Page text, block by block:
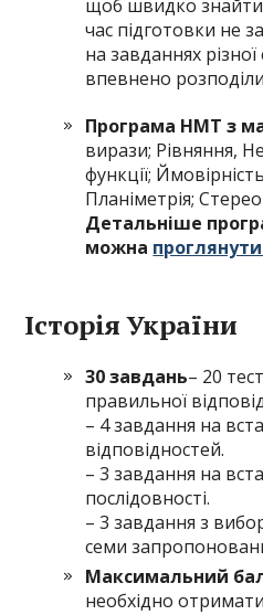
щоб швидко знайти
час підготовки не
на завданнях
впевнено
Програма НМТ з
вирази; Рівняння,
функції;
Планіметрія;
Детальніше
можна
Історія України
30 завдань– 20
правильної
– 4 завдання на
відповідностей.
– 3 завдання на
послідовності.
– 3 завдання з
семи
Максимальний
необхідно